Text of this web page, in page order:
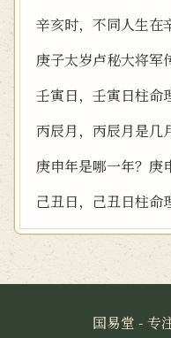
辛亥时，不同人生在
庚子太岁卢秘大将军
壬寅日，壬寅日柱命
丙辰月，丙辰月是几
庚申年是哪一年？庚
己丑日，己丑日柱命
国易堂 - 专